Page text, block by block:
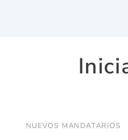
NUEVOS MANDATARIOS